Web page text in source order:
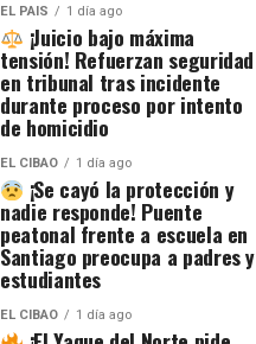
EL PAIS 1 día ago
¡Juicio bajo máxima
tensión! Refuerzan seguridad
en tribunal tras incidente
durante proceso por intento
de homicidio
EL CIBAO 1 día ago
¡Se cayó la protección y
nadie responde! Puente
peatonal frente a escuela en
Santiago preocupa a padres y
estudiantes
EL CIBAO 1 día ago